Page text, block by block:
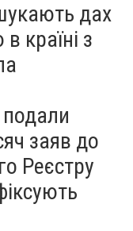
дах
країні з
подали
заяв до
Реєстру